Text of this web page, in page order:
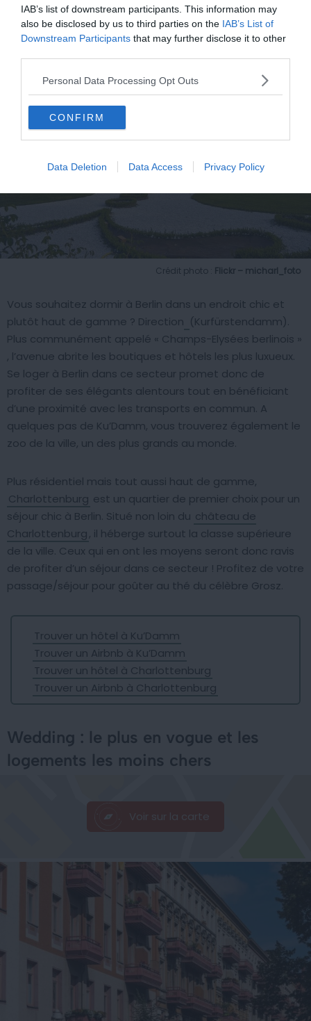
IAB’s list of downstream participants. This information may
also be disclosed by us to third parties on the IAB’s List of
Downstream Participants that may further disclose it to other
Personal Data Processing Opt Outs
CONFIRM
Data Deletion Data Access Privacy Policy
Voir sur la carte
Crédit photo : Flickr – micharl_foto
Vous souhaitez dormir à Berlin dans un endroit chic et
plutôt haut de gamme ? Direction (Kurfürstendamm).
Plus communément appelé « Champs-Elysées berlinois »
, l’avenue abrite les boutiques et hôtels les plus luxueux.
Se loger à Berlin dans ce secteur promet donc de
profiter de ses élégants alentours tout en bénéficiant
d’une proximité avec les transports en commun. A
quelques pas de Ku’Damm, vous trouverez également le
zoo de la ville, un des plus grands au monde.
Plus résidentiel mais tout aussi haut de gamme,
Charlottenburg est un quartier de premier choix pour un
séjour chic à Berlin. Situé non loin du château de
Charlottenburg, il héberge surtout la classe supérieure
de la ville. Ceux qui en ont les moyens seront donc ravis
de profiter d’un séjour dans ce secteur ! Profitez de votre
passage/séjour pour goûter au thé du célèbre Grosz.
Trouver un hôtel à Ku’Damm
Trouver un Airbnb à Ku’Damm
Trouver un hôtel à Charlottenburg
Trouver un Airbnb à Charlottenburg
Wedding : le plus en vogue et les
logements les moins chers
Voir sur la carte